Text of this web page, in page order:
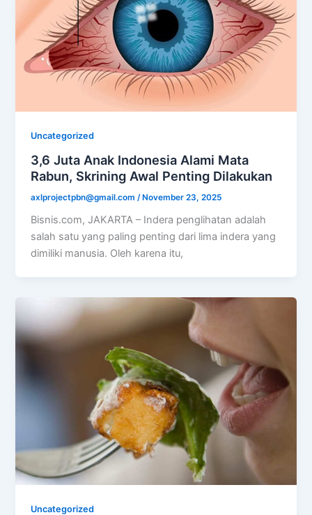
Uncategorized
3,6 Juta Anak Indonesia Alami Mata
Rabun, Skrining Awal Penting Dilakukan
axlprojectpbn@gmail.com /November 23, 2025
Bisnis.com, JAKARTA – Indera penglihatan adalah
salah satu yang paling penting dari lima indera yang
dimiliki manusia. Oleh karena itu,
Uncategorized